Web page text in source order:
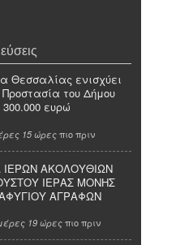
Θεσσαλίας ενισχύει
Προστασία του Δήμου
ευρώ
15 ώρες πιο πριν
ΑΚΟΛΟΥΘΙΩΝ
ΙΕΡΑΣ ΜΟΝΗΣ
ΑΓΡΑΦΩΝ
19 ώρες πιο πριν